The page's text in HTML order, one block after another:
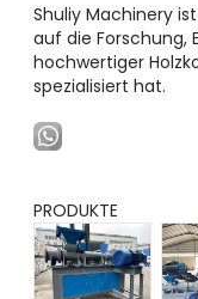
Shuliy Machinery
auf die Forschung,
hochwertiger
spezialisiert hat.
PRODUKTE